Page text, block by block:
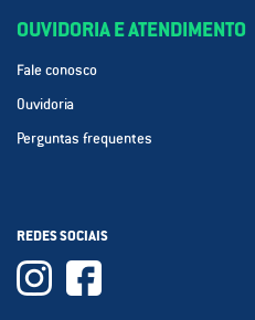
OUVIDORIA E ATENDIMENTO
Fale conosco
Ouvidoria
Perguntas frequentes
REDES SOCIAIS